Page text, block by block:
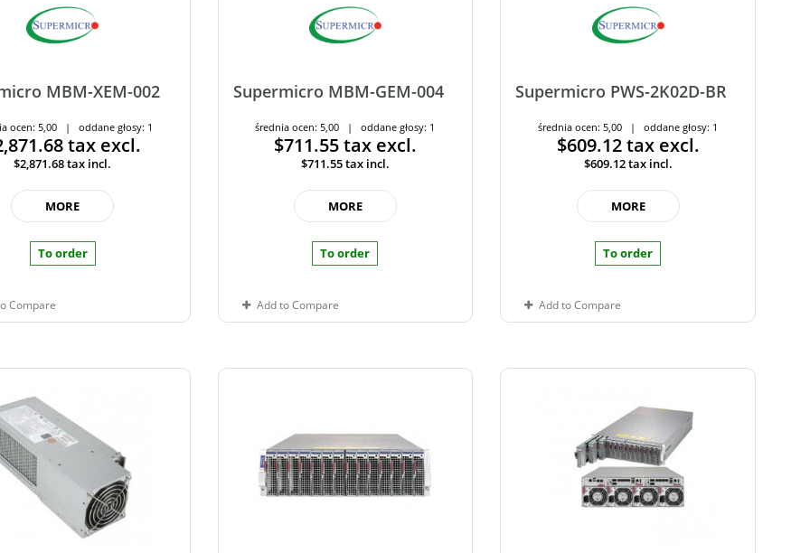
MBM-XEM-002
ocen: 5,00 | oddane głosy: 1
tax excl.
$2,871.68tax incl.
MORE
To order
Compare
Supermicro MBM-GEM-004
średnia ocen: 5,00 | oddane głosy: 1
$711.55tax excl.
$711.55tax incl.
MORE
To order
Add to Compare
Supermicro PWS-2K02D-BR
średnia ocen: 5,00 | oddane głosy: 1
$609.12tax excl.
$609.12tax incl.
MORE
To order
Add to Compare